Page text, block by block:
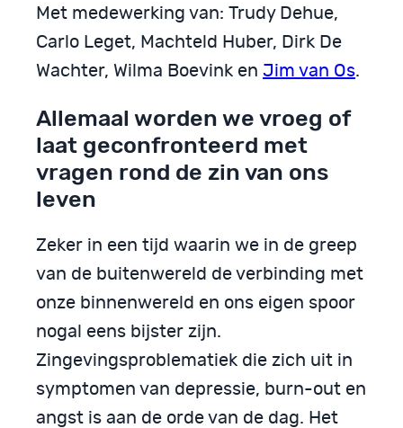
Met medewerking van: Trudy Dehue,
Carlo Leget, Machteld Huber, Dirk De
Wachter, Wilma Boevink en Jim van Os.
Allemaal worden we vroeg of
laat geconfronteerd met
vragen rond de zin van ons
leven
Zeker in een tijd waarin we in de greep
van de buitenwereld de verbinding met
onze binnenwereld en ons eigen spoor
nogal eens bijster zijn.
Zingevingsproblematiek die zich uit in
symptomen van depressie, burn-out en
angst is aan de orde van de dag. Het